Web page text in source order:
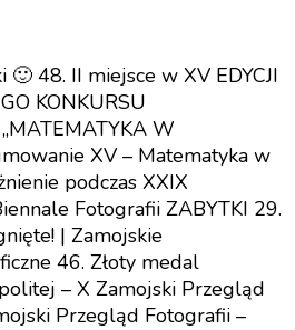
48. II miejsce w XV EDYCJI
KONKURSU
W
XV – Matematyka w
podczas XXIX
Fotografii ZABYTKI 29.
| Zamojskie
46. Złoty medal
– X Zamojski Przegląd
Przegląd Fotografii –